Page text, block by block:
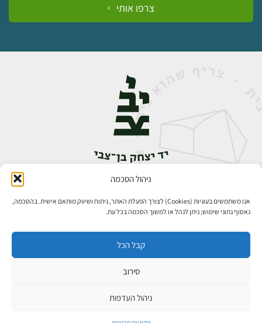
ניהול הסכמה
אנו משתמשים בעוגיות (Cookies) לצורך הפעלת האתר, ניתוח ושיווק מותאם אישית. בהסכמה,
נאסוף נתוני שימוש; ניתן לנהל או למשוך הסכמה בכל עת.
קבל הכל
סירוב
ניהול העדפות
צרפו אותי
אבן גבירול 14, רחביה, ירושלים
פיתוח אתרים